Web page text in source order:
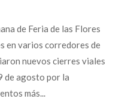
de Feria de las Flores
en varios corredores de
nuevos cierres viales
de agosto por la
más...